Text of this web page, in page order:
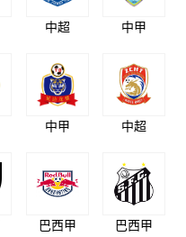
中超 中甲
中甲 中超
巴西甲 巴西甲